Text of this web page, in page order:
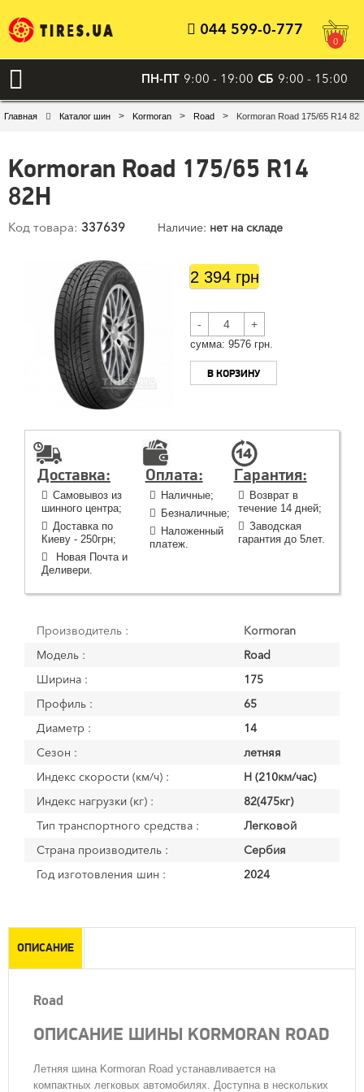
044 599-0-777
0
ПН-ПТ 9:00 - 19:00 СБ 9:00 - 15:00
Главная Каталог шин > Kormoran > Road > Kormoran Road 175/65 R14
Kormoran Road 175/65 R14
82H
Код товара: 337639 Наличие: нет на складе
2 394 грн
- +
cумма: 9576 грн.
В КОРЗИНУ
Доставка:
Самовывоз из
шинного центра;
Доставка по
Киеву - 250грн;
Новая Почта и
Деливери.
Оплата:
Наличные;
Безналичные;
Наложенный
платеж.
Гарантия:
Возврат в
течение 14 дней;
Заводская
гарантия до 5лет.
Производитель :
Kormoran
Модель :
Road
Ширина :
175
Профиль :
65
Диаметр :
14
Сезон :
летняя
Индекс скорости (км/ч) :
H (210км/час)
Индекс нагрузки (кг) :
82(475кг)
Тип транспортного средства :
Легковой
Страна производитель :
Сербия
Год изготовления шин :
2024
ОПИСАНИЕ
Road
ОПИСАНИЕ ШИНЫ KORMORAN ROAD
Летняя шина Kormoran Road устанавливается на
компактных легковых автомобилях. Доступна в нескольких